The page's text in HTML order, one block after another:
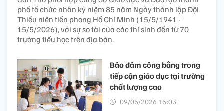
phố tổ chức nhân kỷ niệm 85 năm Ngày thành lập Đội
Thiếu niên tiền phong Hồ Chí Minh (15/5/1941 -
15/5/2026), với sự so tài của các thí sinh đến từ 70
trường tiểu học trên địa bàn.
Bảo đảm công bằng trong
tiếp cận giáo dục tại trường
chất lượng cao
09/05/2026 15:03’